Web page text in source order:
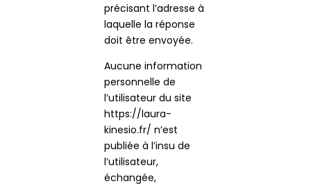
précisant l’adresse à
laquelle la réponse
doit être envoyée.
Aucune information
personnelle de
l’utilisateur du site
https://laura-
kinesio.fr/ n’est
publiée à l’insu de
l’utilisateur,
échangée,